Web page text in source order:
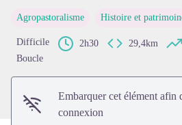
Voir
Agropastoralisme Histoire et
Difficile 2h30 29,4km
Boucle
Embarquer cet élément afin
connexion